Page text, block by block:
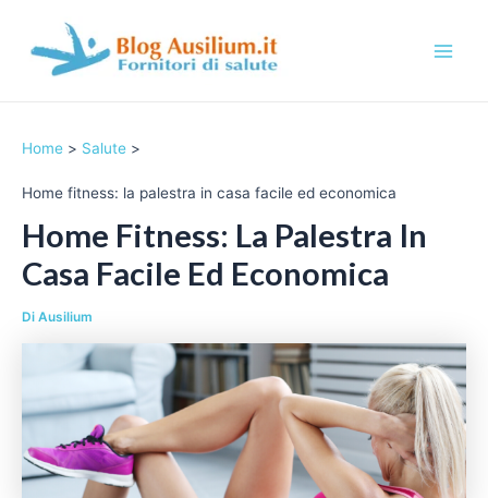
contenuto
u
Home Salute
Home fitness: la palestra in casa facile ed economica
Home Fitness: La Palestra In
Casa Facile Ed Economica
Di Ausilium